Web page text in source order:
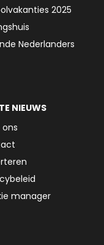
2025
Nederlanders
NIEUWS
manager